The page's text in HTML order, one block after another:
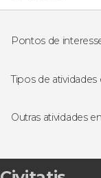
Pontos de
Tipos de
Excursões de
Outras atividades
Ônibus
Helsinki Card